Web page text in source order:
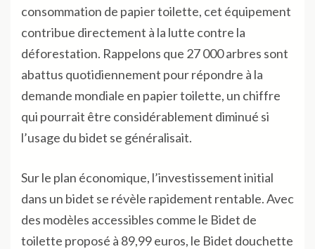
consommation de papier toilette, cet équipement
contribue directement à la lutte contre la
déforestation. Rappelons que 27 000 arbres sont
abattus quotidiennement pour répondre à la
demande mondiale en papier toilette, un chiffre
qui pourrait être considérablement diminué si
l’usage du bidet se généralisait.
Sur le plan économique, l’investissement initial
dans un bidet se révèle rapidement rentable. Avec
des modèles accessibles comme le Bidet de
toilette proposé à 89,99 euros, le Bidet douchette